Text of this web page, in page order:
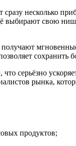
несколько
выбирают свою
сохранить
серьёзно
рынка,
продуктов;